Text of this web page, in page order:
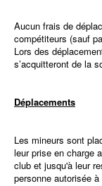
Aucun frais de
compétiteurs (sauf
Lors des
s’acquitteront de la
Déplacements
Les mineurs sont
leur prise en charge
club et jusqu'à leur
personne autorisée